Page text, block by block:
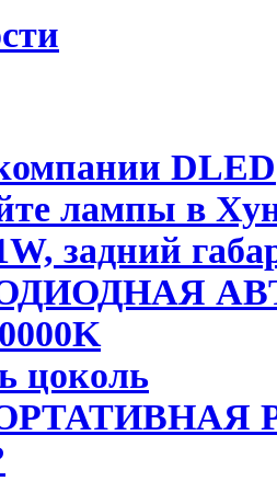
DLED
лампы в
задний
цоколь